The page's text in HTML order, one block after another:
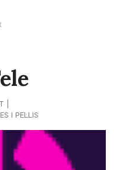
I PEL·LIS